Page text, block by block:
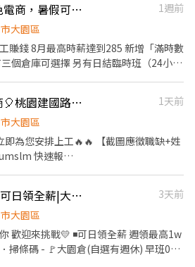
置物櫃 - ▶ —————【應徵方式】
請幫我留姓名 / 電
訊或來電！ ☎️ 余先生｜0981-
上班地點 TAO1 大園區建國路102號 5F
園區中山南路472號 (可假日班) TAO5
、假日班) TXRC17:桃園市大園區開和
大園可日結日領，橘色電商，暑假可、二度就業可、短期臨時可，僑生可
1週前
大園區
月最高時薪達到285 新增「滿時數
有日結臨時班（24小時
工作地點: 桃園市大園區
📣可日週領🎈知名電商🎈桃園建國路🎈理貨【酷澎_高時薪210-240 UP】任選班
1天前
大園區
即為您安排上工🔥🔥 【截圖應徵職缺+姓
快速報
➤還有交通車超方便⭐️可暑期 【工作內
理貨、包裝、出貨、加工、上架、退貨
) ✅【工作時間】: 日班：08:00~17:00
18:00~03:00 ➡️日班 $210H ➡️中班
否須配合加班】:視訂單 (基本上不太需
💥大園物流高時薪320可日領全薪|大園 觀音 威獅 楊梅
3天前
大園區
歡迎來挑戰💛 ◾可日領全薪 週領最高1w
有週休) 早班09-